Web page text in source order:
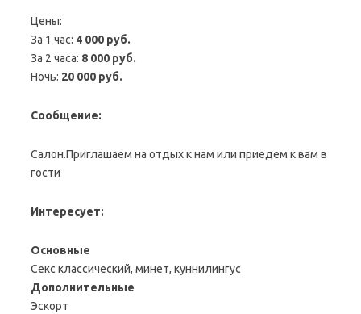
Цены:
За 1 час: 4 000 руб.
За 2 часа: 8 000 руб.
Ночь: 20 000 руб.
Сообщение:
Салон.Приглашаем на отдых к нам или приедем к вам в
гости
Интересует:
Основные
Секс классический, минет, куннилингус
Дополнительные
Эскорт